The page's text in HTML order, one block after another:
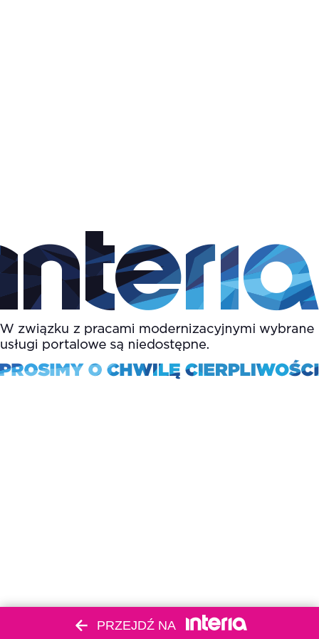
PRZEJDŹ NA